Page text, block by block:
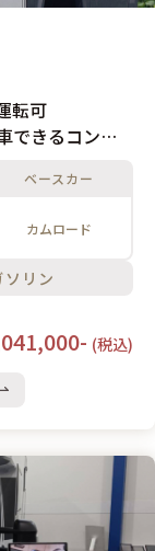
転可
できるコンパ
ベースカー
カムロード
ソリン
(税込)